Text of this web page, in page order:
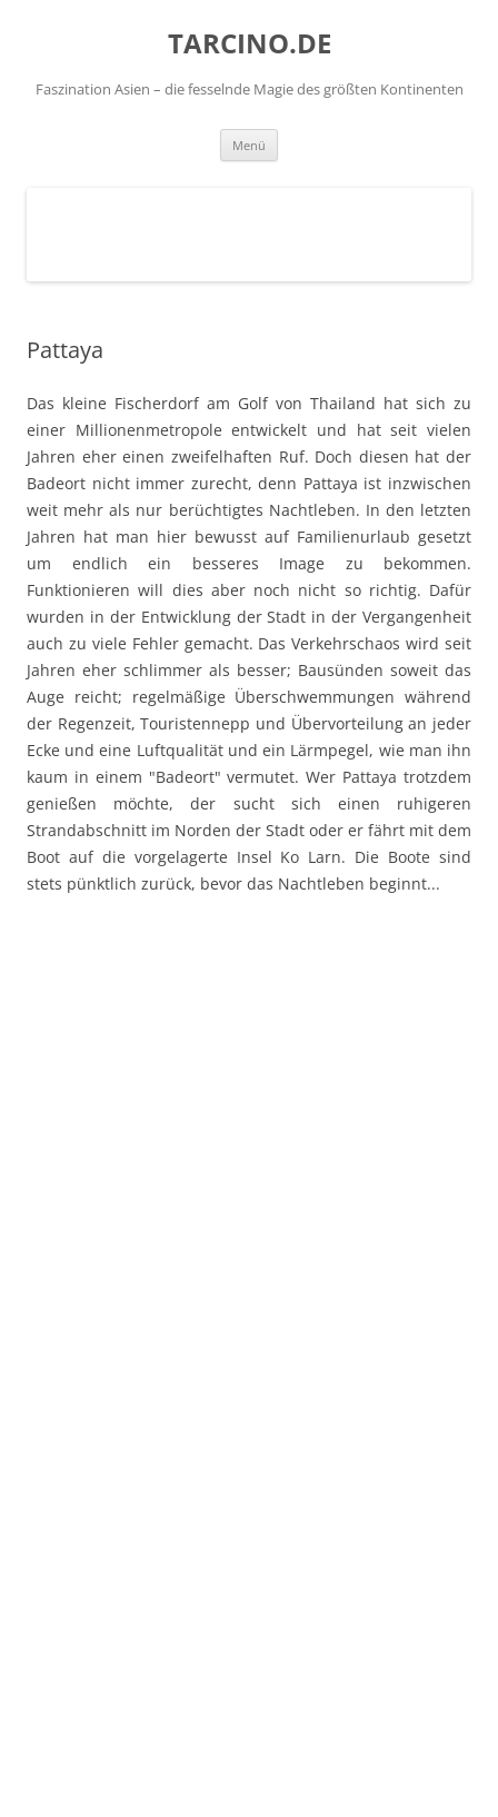
TARCINO.DE
Faszination Asien – die fesselnde Magie des größten Kontinenten
Menü
Pattaya
Das kleine Fischerdorf am Golf von Thailand hat sich zu
einer Millionenmetropole entwickelt und hat seit vielen
Jahren eher einen zweifelhaften Ruf. Doch diesen hat der
Badeort nicht immer zurecht, denn Pattaya ist inzwischen
weit mehr als nur berüchtigtes Nachtleben. In den letzten
Jahren hat man hier bewusst auf Familienurlaub gesetzt
um endlich ein besseres Image zu bekommen.
Funktionieren will dies aber noch nicht so richtig. Dafür
wurden in der Entwicklung der Stadt in der Vergangenheit
auch zu viele Fehler gemacht. Das Verkehrschaos wird seit
Jahren eher schlimmer als besser; Bausünden soweit das
Auge reicht; regelmäßige Überschwemmungen während
der Regenzeit, Touristennepp und Übervorteilung an jeder
Ecke und eine Luftqualität und ein Lärmpegel, wie man ihn
kaum in einem "Badeort" vermutet. Wer Pattaya trotzdem
genießen möchte, der sucht sich einen ruhigeren
Strandabschnitt im Norden der Stadt oder er fährt mit dem
Boot auf die vorgelagerte Insel Ko Larn. Die Boote sind
stets pünktlich zurück, bevor das Nachtleben beginnt...